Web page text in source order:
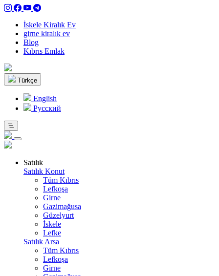
İskele Kiralık Ev
girne kiralık ev
Blog
Kıbrıs Emlak
Türkçe
English
Pусский
Satılık
Satılık Konut
Tüm Kıbrıs
Lefkoşa
Girne
Gazimağusa
Güzelyurt
İskele
Lefke
Satılık Arsa
Tüm Kıbrıs
Lefkoşa
Girne